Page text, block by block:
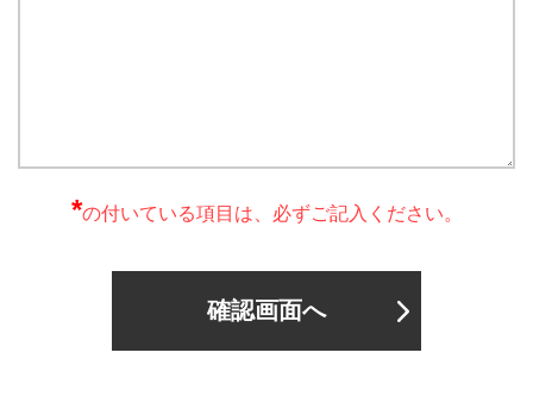
*の付いている項目は、必ずご記入ください。
確認画面へ